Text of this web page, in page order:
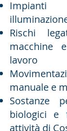
Rischi
macchine
lavoro
manuale e
Sostanze
biologici e
attività di